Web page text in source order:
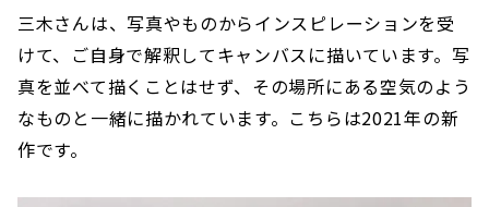
三木さんは、写真やものからインスピレーションを受
けて、ご自身で解釈してキャンバスに描いています。写
真を並べて描くことはせず、その場所にある空気のよう
なものと一緒に描かれています。こちらは2021年の新
作です。